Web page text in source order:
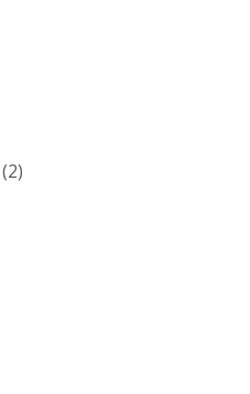
(2)